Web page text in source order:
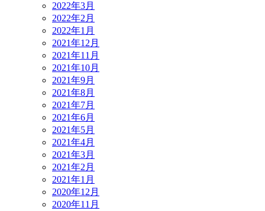
2022年3月
2022年2月
2022年1月
2021年12月
2021年11月
2021年10月
2021年9月
2021年8月
2021年7月
2021年6月
2021年5月
2021年4月
2021年3月
2021年2月
2021年1月
2020年12月
2020年11月